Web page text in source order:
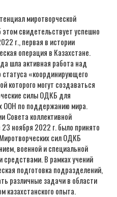
миротворческой
свидетельствует успешно
г., первая в истории
операция в Казахстане.
шла активная работа над
«координирующего
которого могут создаваться
силы ОДКБ для
ООН по поддержанию мира.
Совета коллективной
23 ноября 2022 г. было принято
сил ОДКБ
военной и специальной
средствами. В рамках учений
подготовка подразделений,
различные задачи в области
казахстанского опыта.